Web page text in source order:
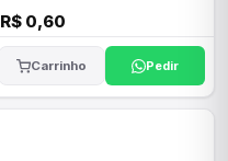
R$ 0,60
Carrinho Pedir